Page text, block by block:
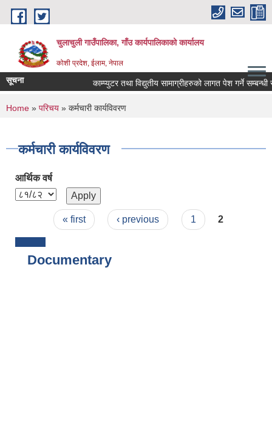
Skip to main content
चुलाचुली गाउँपालिका, गाँउ कार्यपालिकाको कार्यालय
कोशी प्रदेश, ईलाम, नेपाल
सूचना काम्प्युटर तथा विद्युतीय सामाग्रीहरुको लागत पेश गर्ने सम्बन्धी
You are here
Home » परिचय » कर्मचारी कार्यविवरण
कर्मचारी कार्यविवरण
आर्थिक वर्ष
Pages« first ‹ previous 1 2
Documentary